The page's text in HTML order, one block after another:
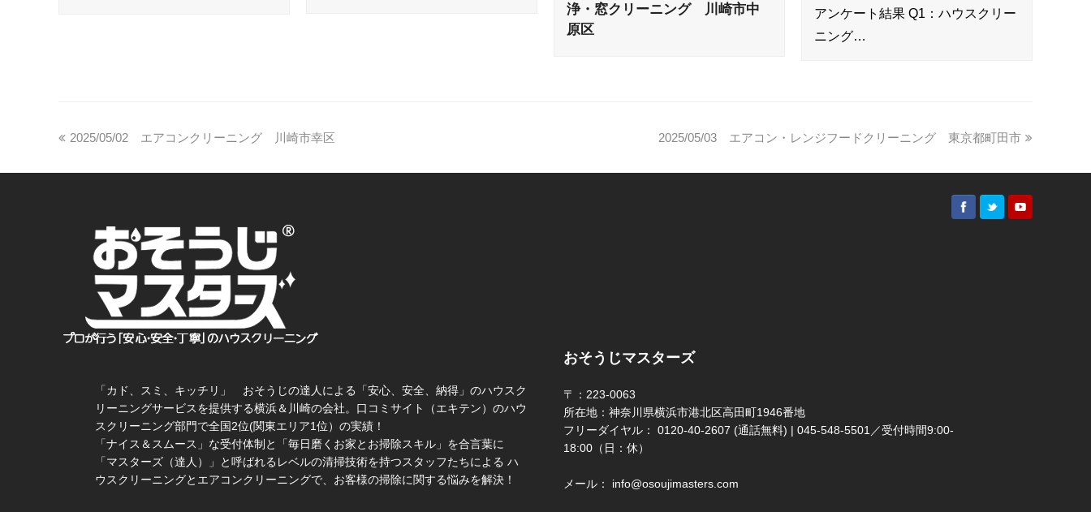
浄・窓クリーニング 川崎市中
原区
アンケート結果 Q1：ハウスクリー
ニング…
2025/05/02 エアコンクリーニング 川崎市幸区 2025/05/03 エアコン・レンジフードクリーニング 東京都町田市
「カド、スミ、キッチリ」 おそうじの達人による「安心、安全、納得」のハウスク
リーニングサービスを提供する横浜＆川崎の会社。口コミサイト（エキテン）のハウ
スクリーニング部門で全国2位(関東エリア1位）の実績！
「ナイス＆スムース」な受付体制と「毎日磨くお家とお掃除スキル」を合言葉に
「マスターズ（達人）」と呼ばれるレベルの清掃技術を持つスタッフたちによる ハ
ウスクリーニングとエアコンクリーニングで、お客様の掃除に関する悩みを解決！
おそうじマスターズ
〒：223-0063
所在地：神奈川県横浜市港北区高田町1946番地
フリーダイヤル： 0120-40-2607 (通話無料) | 045-548-5501／受付時間9:00-
18:00（日：休）
メール： info@osoujimasters.com